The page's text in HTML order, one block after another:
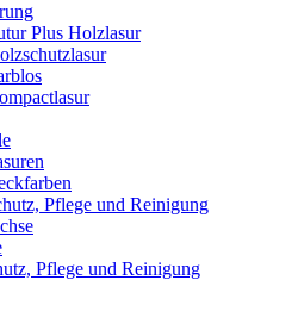
Plus Holzlasur
Pflege und Reinigung
Pflege und Reinigung